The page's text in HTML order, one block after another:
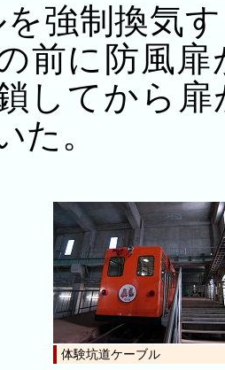
を強制換気
前に防風
してから
た。
体験坑道ケーブル